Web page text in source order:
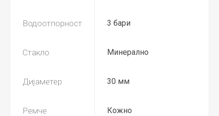
Водоотпорност 3 бари
Стакло Минерално
Дијаметер 30 мм
Ремче Кожно